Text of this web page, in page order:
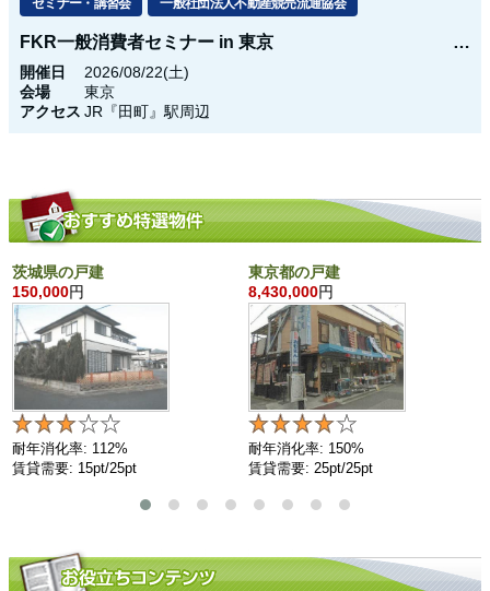
セミナー・講習会 一般社団法人不動産競売流通協会
FKR一般消費者セミナー in 東京
開催日
2026/08/22(土)
会場
東京
アクセス JR『田町』駅周辺
茨城県の戸建
150,000円
耐年消化率: 112%
賃貸需要: 15pt/25pt
東京都の戸建
8,430,000円
耐年消化率: 150%
賃貸需要: 25pt/25pt